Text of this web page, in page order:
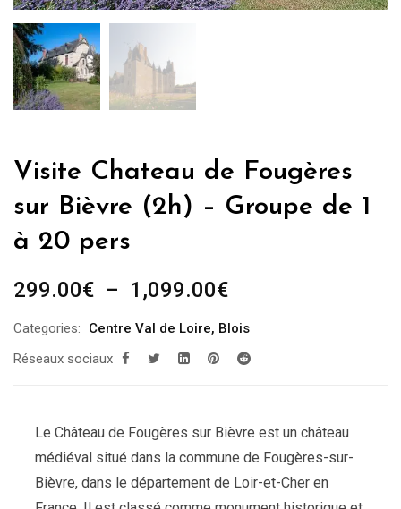
Visite Chateau de Fougères
sur Bièvre (2h) – Groupe de 1
à 20 pers
299.00€ – 1,099.00€Plage
prix :
299.00€
Categories: Centre Val de Loire, Blois
Réseaux sociaux
Le Château de Fougères sur Bièvre est un château
médiéval situé dans la commune de Fougères-sur-
Bièvre, dans le département de Loir-et-Cher en